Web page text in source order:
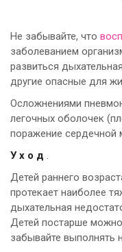
Не забывайте, что
заболеванием
развиться
другие опасные для
Осложнениями
легочных оболочек
поражение сердечной
У х о д
Детей раннего
протекает наиболее
дыхательная
Детей постарше
забывайте выполнять